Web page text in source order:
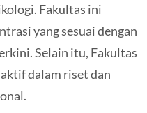
Fakultas ini
yang sesuai dengan
Selain itu, Fakultas
dalam riset dan